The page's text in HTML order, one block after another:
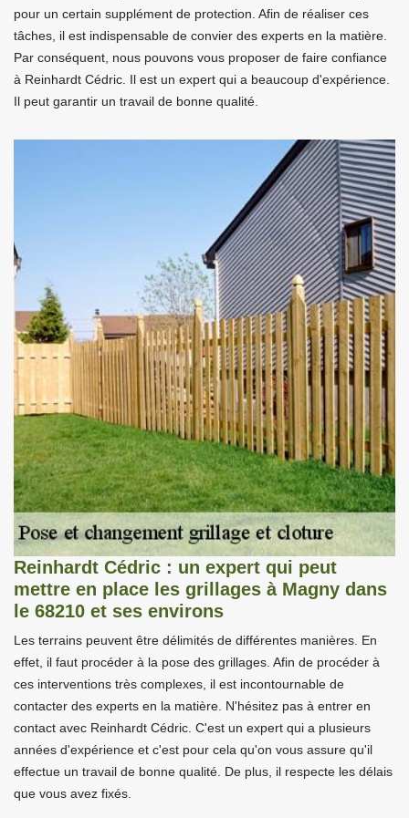
pour un certain supplément de protection. Afin de réaliser ces
tâches, il est indispensable de convier des experts en la matière.
Par conséquent, nous pouvons vous proposer de faire confiance
à Reinhardt Cédric. Il est un expert qui a beaucoup d'expérience.
Il peut garantir un travail de bonne qualité.
Reinhardt Cédric : un expert qui peut
mettre en place les grillages à Magny dans
le 68210 et ses environs
Les terrains peuvent être délimités de différentes manières. En
effet, il faut procéder à la pose des grillages. Afin de procéder à
ces interventions très complexes, il est incontournable de
contacter des experts en la matière. N'hésitez pas à entrer en
contact avec Reinhardt Cédric. C'est un expert qui a plusieurs
années d'expérience et c'est pour cela qu'on vous assure qu'il
effectue un travail de bonne qualité. De plus, il respecte les délais
que vous avez fixés.